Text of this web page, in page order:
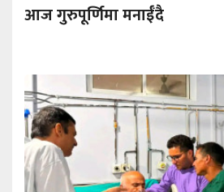
आज गुरुपूर्णिमा मनाईँदै